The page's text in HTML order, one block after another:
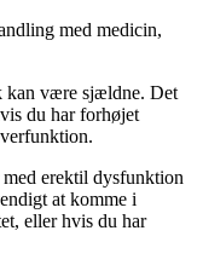
med medicin,
kan være sjældne. Det
du har forhøjet
erektil dysfunktion
at komme i
eller hvis du har